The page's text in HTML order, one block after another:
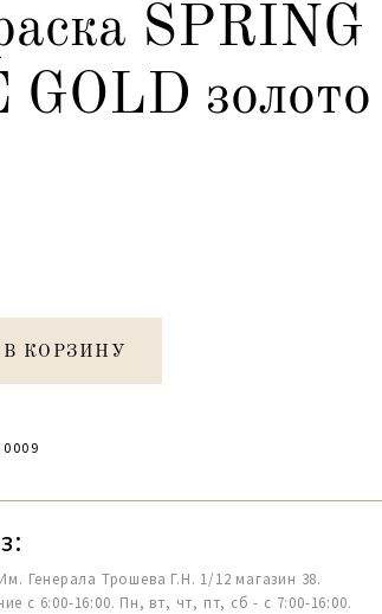
SPRING
золото
В КОРЗИНУ
Генерала Трошева Г.Н. 1/12 магазин 38.
с 6:00-16:00. Пн, вт, чт, пт, сб - с 7:00-16:00.